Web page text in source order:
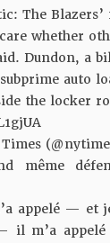
: The
whether
Dundon, a
auto
the locker
même
appelé — et
il m’a appelé